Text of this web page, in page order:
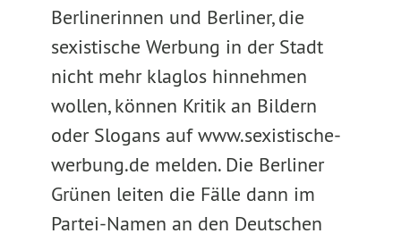
Berlinerinnen und Berliner, die
sexistische Werbung in der Stadt
nicht mehr klaglos hinnehmen
wollen, können Kritik an Bildern
oder Slogans auf www.sexistische-
werbung.de melden. Die Berliner
Grünen leiten die Fälle dann im
Partei-Namen an den Deutschen